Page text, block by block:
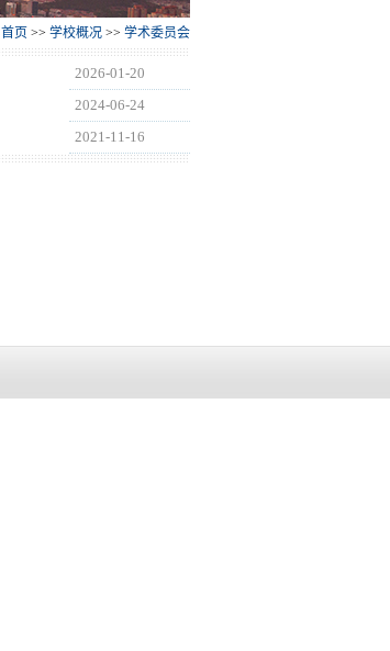
首页 >> 学校概况 >> 学术委员会
2026-01-20
2024-06-24
2021-11-16